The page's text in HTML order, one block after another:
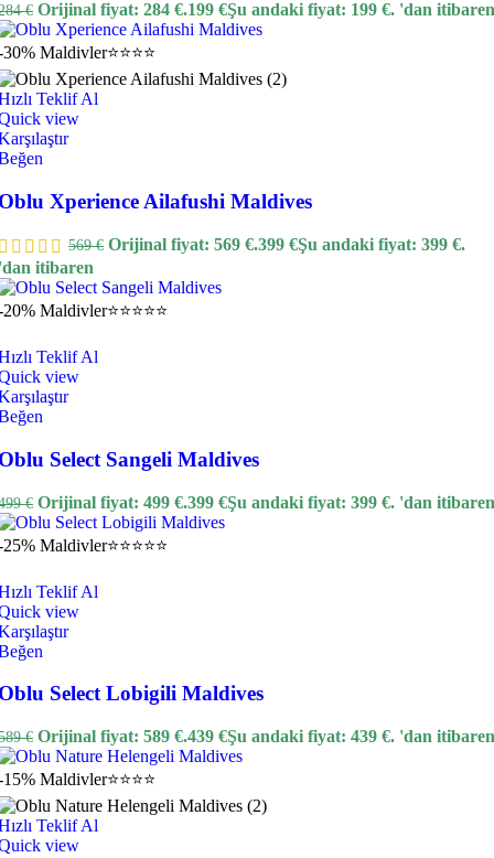
€ Orijinal fiyat: 284 €.199 €Şu andaki fiyat: 199 €. 'dan itibaren
30% Maldivler⭐⭐⭐⭐
Teklif Al
view
Xperience Ailafushi Maldives
569€ Orijinal fiyat: 569 €.399 €Şu andaki fiyat: 399 €.
itibaren
20% Maldivler⭐⭐⭐⭐⭐
Teklif Al
view
Select Sangeli Maldives
€ Orijinal fiyat: 499 €.399 €Şu andaki fiyat: 399 €. 'dan itibaren
25% Maldivler⭐⭐⭐⭐⭐
Teklif Al
view
Select Lobigili Maldives
€ Orijinal fiyat: 589 €.439 €Şu andaki fiyat: 439 €. 'dan itibaren
15% Maldivler⭐⭐⭐⭐
Teklif Al
view